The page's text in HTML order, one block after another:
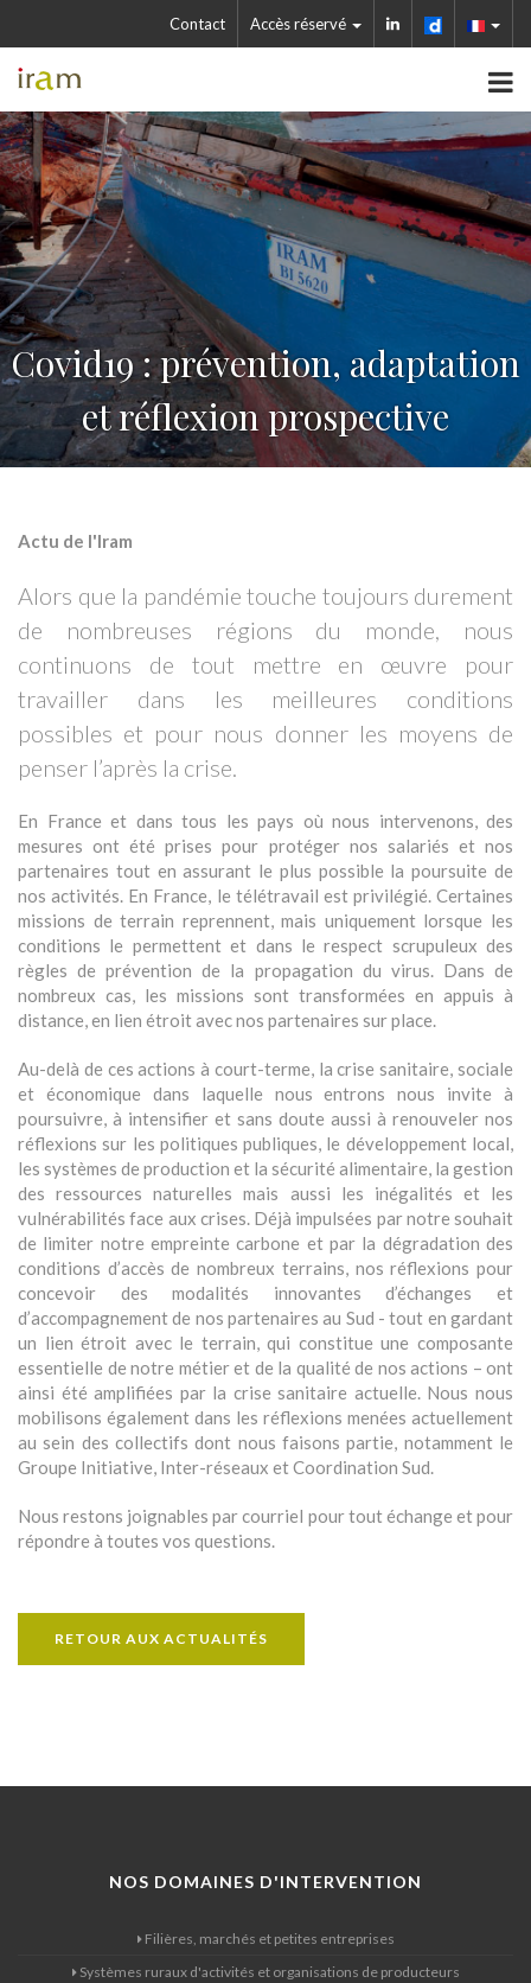
Contact Accès réservé
Covid19 : prévention, adaptation
et réflexion prospective
Actu de l'Iram
Alors que la pandémie touche toujours durement
de nombreuses régions du monde, nous
continuons de tout mettre en œuvre pour
travailler dans les meilleures conditions
possibles et pour nous donner les moyens de
penser l’après la crise.
En France et dans tous les pays où nous intervenons, des
mesures ont été prises pour protéger nos salariés et nos
partenaires tout en assurant le plus possible la poursuite de
nos activités. En France, le télétravail est privilégié. Certaines
missions de terrain reprennent, mais uniquement lorsque les
conditions le permettent et dans le respect scrupuleux des
règles de prévention de la propagation du virus. Dans de
nombreux cas, les missions sont transformées en appuis à
distance, en lien étroit avec nos partenaires sur place.
Au-delà de ces actions à court-terme, la crise sanitaire, sociale
et économique dans laquelle nous entrons nous invite à
poursuivre, à intensifier et sans doute aussi à renouveler nos
réflexions sur les politiques publiques, le développement local,
les systèmes de production et la sécurité alimentaire, la gestion
des ressources naturelles mais aussi les inégalités et les
vulnérabilités face aux crises. Déjà impulsées par notre souhait
de limiter notre empreinte carbone et par la dégradation des
conditions d’accès de nombreux terrains, nos réflexions pour
concevoir des modalités innovantes d’échanges et
d’accompagnement de nos partenaires au Sud - tout en gardant
un lien étroit avec le terrain, qui constitue une composante
essentielle de notre métier et de la qualité de nos actions – ont
ainsi été amplifiées par la crise sanitaire actuelle. Nous nous
mobilisons également dans les réflexions menées actuellement
au sein des collectifs dont nous faisons partie, notamment le
Groupe Initiative, Inter-réseaux et Coordination Sud.
Nous restons joignables par courriel pour tout échange et pour
répondre à toutes vos questions.
RETOUR AUX ACTUALITÉS
NOS DOMAINES D'INTERVENTION
Filières, marchés et petites entreprises
Systèmes ruraux d'activités et organisations de producteurs